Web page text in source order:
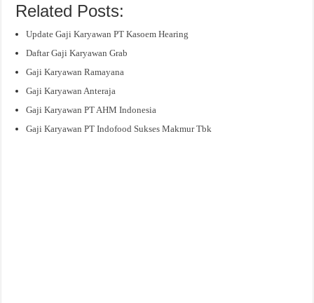
Related Posts:
Update Gaji Karyawan PT Kasoem Hearing
Daftar Gaji Karyawan Grab
Gaji Karyawan Ramayana
Gaji Karyawan Anteraja
Gaji Karyawan PT AHM Indonesia
Gaji Karyawan PT Indofood Sukses Makmur Tbk